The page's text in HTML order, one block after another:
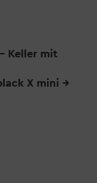
Keller mit
X mini →